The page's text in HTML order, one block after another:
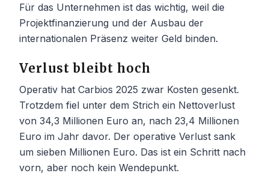
Für das Unternehmen ist das wichtig, weil die
Projektfinanzierung und der Ausbau der
internationalen Präsenz weiter Geld binden.
Verlust bleibt hoch
Operativ hat Carbios 2025 zwar Kosten gesenkt.
Trotzdem fiel unter dem Strich ein Nettoverlust
von 34,3 Millionen Euro an, nach 23,4 Millionen
Euro im Jahr davor. Der operative Verlust sank
um sieben Millionen Euro. Das ist ein Schritt nach
vorn, aber noch kein Wendepunkt.